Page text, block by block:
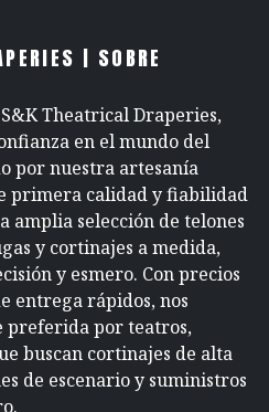
| SOBRE
Theatrical Draperies,
en el mundo del
por nuestra artesanía
primera calidad y fiabilidad
amplia selección de telones
y cortinajes a medida,
y esmero. Con precios
entrega rápidos, nos
preferida por teatros,
buscan cortinajes de alta
de escenario y suministros